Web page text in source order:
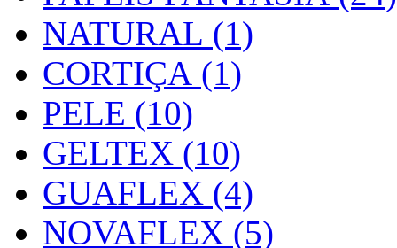
NATURAL (1)
CORTIÇA (1)
PELE (10)
GELTEX (10)
GUAFLEX (4)
NOVAFLEX (5)